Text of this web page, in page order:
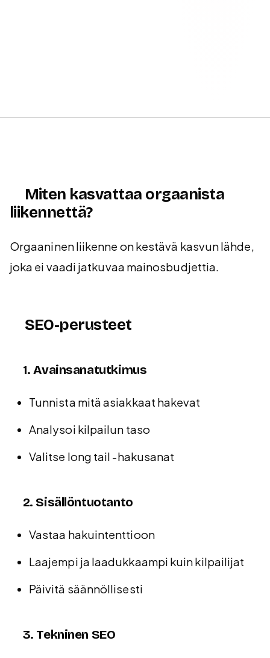
Miten kasvattaa orgaanista
liikennettä?
Orgaaninen liikenne on kestävä kasvun lähde,
joka ei vaadi jatkuvaa mainosbudjettia.
SEO-perusteet
1. Avainsanatutkimus
Tunnista mitä asiakkaat hakevat
Analysoi kilpailun taso
Valitse long tail -hakusanat
2. Sisällöntuotanto
Vastaa hakuintenttioon
Laajempi ja laadukkaampi kuin kilpailijat
Päivitä säännöllisesti
3. Tekninen SEO